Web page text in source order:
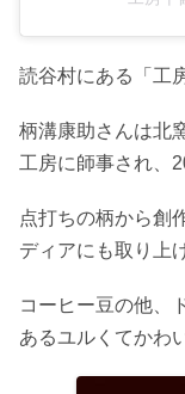
読谷村にある「工
柄溝康助さんは北
工房に師事され、
点打ちの柄から創
ディアにも取り上
コーヒー豆の他、
あるユルくてかわ